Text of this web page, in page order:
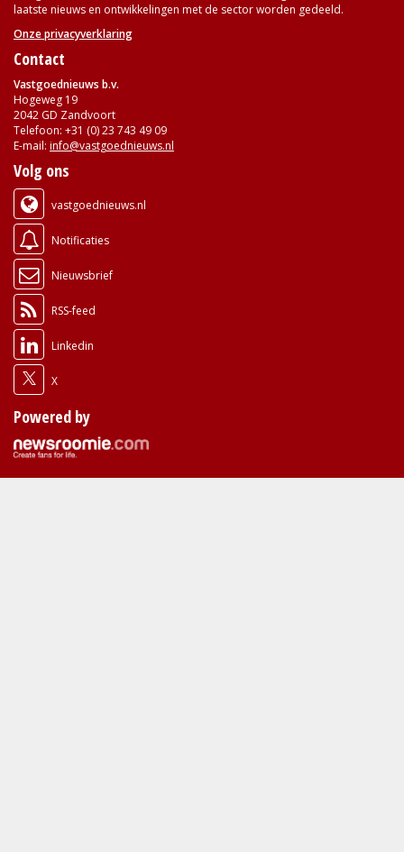
laatste nieuws en ontwikkelingen met de sector worden gedeeld.
Onze privacyverklaring
Contact
Vastgoednieuws b.v.
Hogeweg 19
2042 GD Zandvoort
Telefoon: +31 (0) 23 743 49 09
E-mail: info@vastgoednieuws.nl
Volg ons
vastgoednieuws.nl
Notificaties
Nieuwsbrief
RSS-feed
Linkedin
X
Powered by